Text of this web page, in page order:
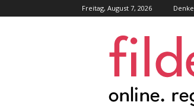
Freitag, August 7, 2026